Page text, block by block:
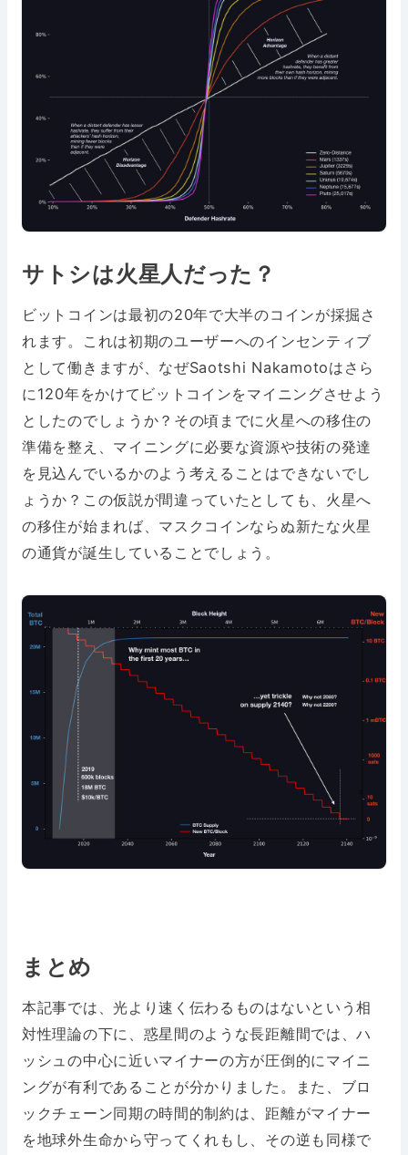
サトシは火星人だった？
ビットコインは最初の20年で大半のコインが採掘さ
れます。これは初期のユーザーへのインセンティブ
として働きますが、なぜSaotshi Nakamotoはさら
に120年をかけてビットコインをマイニングさせよう
としたのでしょうか？その頃までに火星への移住の
準備を整え、マイニングに必要な資源や技術の発達
を見込んでいるかのよう考えることはできないでし
ょうか？この仮説が間違っていたとしても、火星へ
の移住が始まれば、マスクコインならぬ新たな火星
の通貨が誕生していることでしょう。
まとめ
本記事では、光より速く伝わるものはないという相
対性理論の下に、惑星間のような長距離間では、ハ
ッシュの中心に近いマイナーの方が圧倒的にマイニ
ングが有利であることが分かりました。また、ブロ
ックチェーン同期の時間的制約は、距離がマイナー
を地球外生命から守ってくれもし、その逆も同様で